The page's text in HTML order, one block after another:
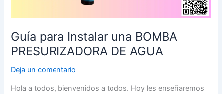
Guía para Instalar una BOMBA
PRESURIZADORA DE AGUA
Deja un comentario
Hola a todos, bienvenidos a todos. Hoy les enseñaremos